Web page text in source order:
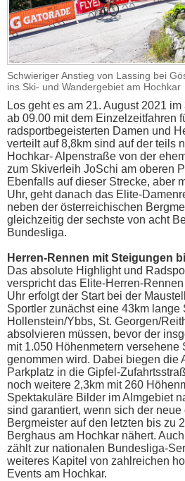
Schwieriger Anstieg von Lassing bei
ins Ski- und Wandergebiet am Hochkar
Los geht es am 21. August 2021 im
ab 09.00 mit dem Einzelzeitfahren
radsportbegeisterten Damen und
verteilt auf 8,8km sind auf der teils
Hochkar- Alpenstraße von der
zum Skiverleih JoSchi am oberen
Ebenfalls auf dieser Strecke, aber
Uhr, geht danach das Elite-
neben der österreichischen
gleichzeitig der sechste von acht
Bundesliga.
Herren-Rennen mit Steigungen
Das absolute Highlight und
verspricht das Elite-Herren-
Uhr erfolgt der Start bei der
Sportler zunächst eine 43km lange
Hollenstein/Ybbs, St. Georgen/
absolvieren müssen, bevor der
mit 1.050 Höhenmetern versehene
genommen wird. Dabei biegen die
Parkplatz in die Gipfel-
noch weitere 2,3km mit 260
Spektakuläre Bilder im Almgebiet
sind garantiert, wenn sich der
Bergmeister auf den letzten bis zu
Berghaus am Hochkar nähert.
zählt zur nationalen Bundesliga-
weiteres Kapitel von zahlreichen
Events am Hochkar.